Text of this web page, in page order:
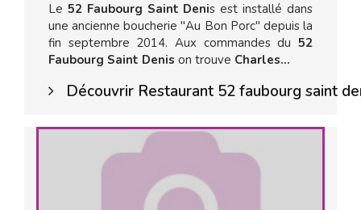
Le 52 Faubourg Saint Denis est installé dans
une ancienne boucherie "Au Bon Porc" depuis la
fin septembre 2014. Aux commandes du 52
Faubourg Saint Denis on trouve Charles...
Découvrir Restaurant 52 faubourg saint